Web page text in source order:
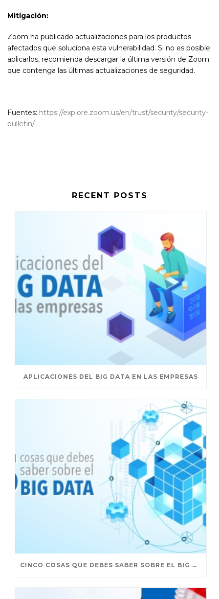
Mitigación:
Zoom ha publicado actualizaciones para los productos
afectados que soluciona esta vulnerabilidad. Si no es posible
aplicarlos, recomienda descargar la última versión de Zoom
que contenga las últimas actualizaciones de seguridad.
Fuentes: https://explore.zoom.us/en/trust/security/security-
bulletin/
RECENT POSTS
APLICACIONES DEL BIG DATA EN LAS EMPRESAS
CINCO COSAS QUE DEBES SABER SOBRE EL BIG DATA